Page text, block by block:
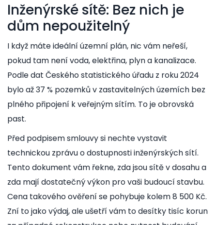
Inženýrské sítě: Bez nich je
dům nepoužitelný
I když máte ideální územní plán, nic vám neřeší,
pokud tam není voda, elektřina, plyn a kanalizace.
Podle dat Českého statistického úřadu z roku 2024
bylo až 37 % pozemků v zastavitelných územích bez
plného připojení k veřejným sítím. To je obrovská
past.
Před podpisem smlouvy si nechte vystavit
technickou zprávu o dostupnosti inženýrských sítí.
Tento dokument vám řekne, zda jsou sítě v dosahu a
zda mají dostatečný výkon pro vaši budoucí stavbu.
Cena takového ověření se pohybuje kolem 8 500 Kč.
Zní to jako výdaj, ale ušetří vám to desítky tisíc korun